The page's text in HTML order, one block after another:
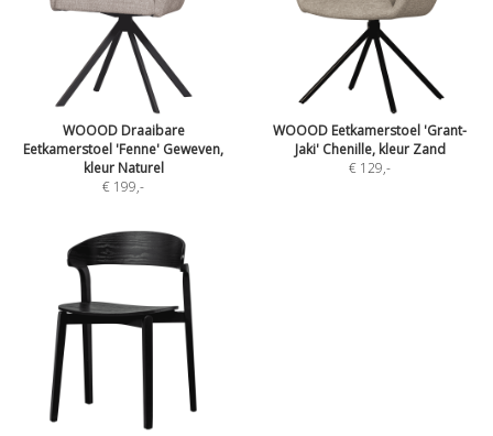
WOOOD Draaibare
Eetkamerstoel 'Fenne' Geweven,
kleur Naturel
€ 199,-
WOOOD Eetkamerstoel 'Grant-
Jaki' Chenille, kleur Zand
€ 129,-